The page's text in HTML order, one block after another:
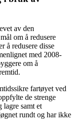
av den
om å redusere
å redusere disse
med 2008-
om å
fartøyet ved
de strenge
lagre samt et
rundt og har ikke